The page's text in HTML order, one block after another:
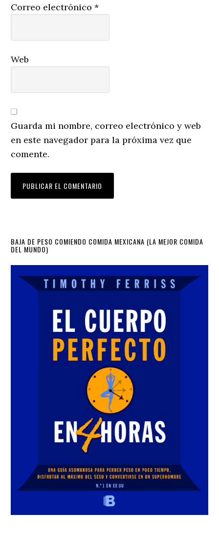
Correo electrónico*
Web
Guarda mi nombre, correo electrónico y web
en este navegador para la próxima vez que
comente.
Primary
Sidebar
BAJA DE PESO COMIENDO COMIDA MEXICANA (LA MEJOR COMIDA
DEL MUNDO)